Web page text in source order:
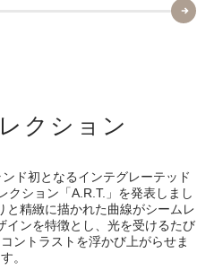
クション
ド初となるインテグレーテッド
クション「A.R.T.」を発表しまし
と精緻に描かれた曲線がシームレ
インを特徴とし、光を受けるたび
ントラストを浮かび上がらせま
す。